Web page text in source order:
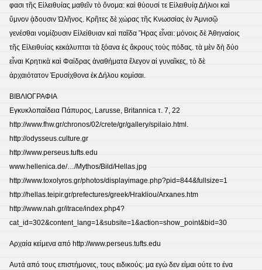
φασι τῆς Εἰλειθυίας μαθεῖν τὸ ὄνομα: καὶ θύουσί τε Εἰλειθυίᾳ Δήλιοι καὶ
ὕμνον ᾁδουσιν Ὠλῆνος. Κρῆτες δὲ χώρας τῆς Κνωσσίας ἐν Ἀμνισῷ
γενέσθαι νομίζουσιν Εἰλείθυιαν καὶ παῖδα Ἥρας εἶναι: μόνοις δὲ Ἀθηναίοις
τῆς Εἰλειθυίας κεκάλυπται τὰ ξόανα ἐς ἄκρους τοὺς πόδας. τὰ μὲν δὴ δύο
εἶναι Κρητικὰ καὶ Φαίδρας ἀναθήματα ἔλεγον αἱ γυναῖκες, τὸ δὲ
ἀρχαιότατον Ἐρυσίχθονα ἐκ Δήλου κομίσαι.
ΒΙΒΛΙΟΓΡΑΦΙΑ
Εγκυκλοπαίδεια Πάπυρος, Larusse, Britannica τ. 7, 22
http://www.fhw.gr/chronos/02/crete/gr/gallery/spilaio.html.
http://odysseus.culture.gr
http://www.perseus.tufts.edu
www.hellenica.de/…/Mythos/Bild/Hellas.jpg
http://www.toxolyros.gr/photos/displayimage.php?pid=844&fullsize=1
http://hellas.teipir.gr/prefectures/greek/Hrakliou/Arxanes.htm
http://www.nah.gr/itrace/index.php4?
cat_id=302&content_lang=1&subsite=1&action=show_point&bid=30
Αρχαία κείμενα από http://www.perseus.tufts.edu
Αυτά από τους επιστήμονες, τους ειδικούς: μα εγώ δεν είμαι ούτε το ένα